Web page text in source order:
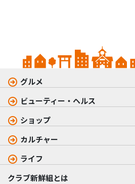
グルメ
ビューティー・ヘルス
ショップ
カルチャー
ライフ
クラブ新鮮組とは